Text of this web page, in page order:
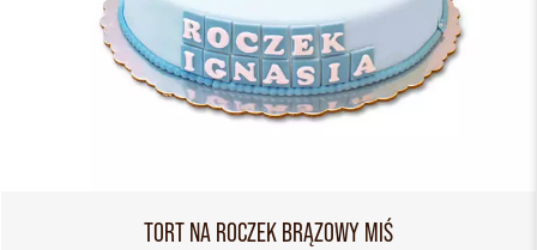
TORT NA ROCZEK BRĄZOWY MIŚ